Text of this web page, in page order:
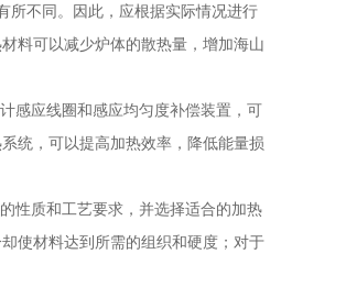
不同。因此，应根据实际情况进行
料可以减少炉体的散热量，增加海山
应线圈和感应均匀度补偿装置，可
统，可以提高加热效率，降低能量损
质和工艺要求，并选择适合的加热
使材料达到所需的组织和硬度；对于